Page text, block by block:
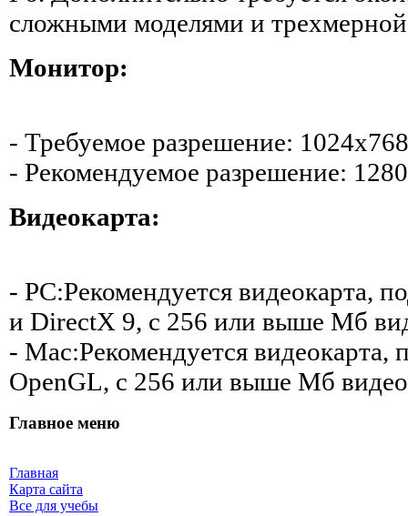
сложными моделями и трехмерной
Монитор:
- Требуемое разрешение: 1024х768
- Рекомендуемое разрешение:
Видеокарта:
- PC:Рекомендуется видеокарта,
и DirectX 9, с 256 или выше Мб
- Mac:Рекомендуется
OpenGL, с 256 или выше Мб
Главное меню
Главная
Карта сайта
Все для учебы